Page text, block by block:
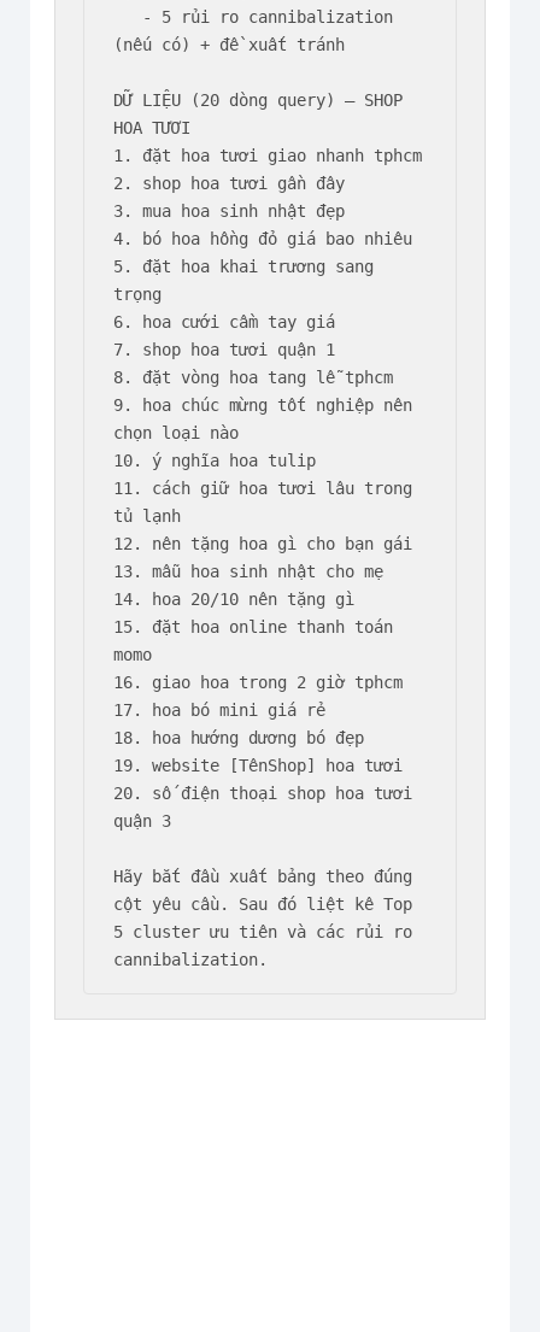
(nếu có) + đề xuất tránh
DỮ LIỆU (20 dòng query) — SHOP
HOA TƯƠI
1. đặt hoa tươi giao nhanh tphcm
2. shop hoa tươi gần đây
3. mua hoa sinh nhật đẹp
4. bó hoa hồng đỏ giá bao nhiêu
5. đặt hoa khai trương sang
trọng
6. hoa cưới cầm tay giá
7. shop hoa tươi quận 1
8. đặt vòng hoa tang lễ tphcm
9. hoa chúc mừng tốt nghiệp nên
chọn loại nào
10. ý nghĩa hoa tulip
11. cách giữ hoa tươi lâu trong
tủ lạnh
12. nên tặng hoa gì cho bạn gái
13. mẫu hoa sinh nhật cho mẹ
14. hoa 20/10 nên tặng gì
15. đặt hoa online thanh toán
momo
16. giao hoa trong 2 giờ tphcm
17. hoa bó mini giá rẻ
18. hoa hướng dương bó đẹp
19. website [TênShop] hoa tươi
20. số điện thoại shop hoa tươi
quận 3
Hãy bắt đầu xuất bảng theo đúng
cột yêu cầu. Sau đó liệt kê Top
5 cluster ưu tiên và các rủi ro
cannibalization.